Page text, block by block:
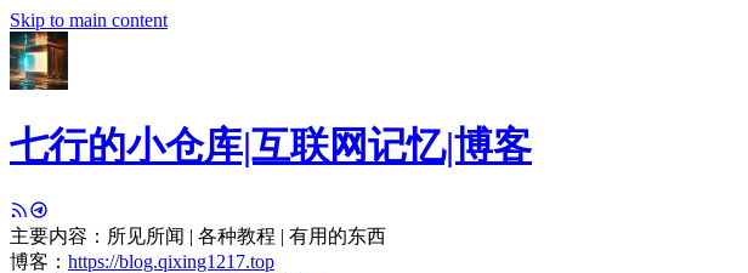
Skip to main content
七行的小仓库|互联网记忆|博客
主要内容：所见所闻 | 各种教程 | 有用的东西
博客： https://blog.qixing1217.top